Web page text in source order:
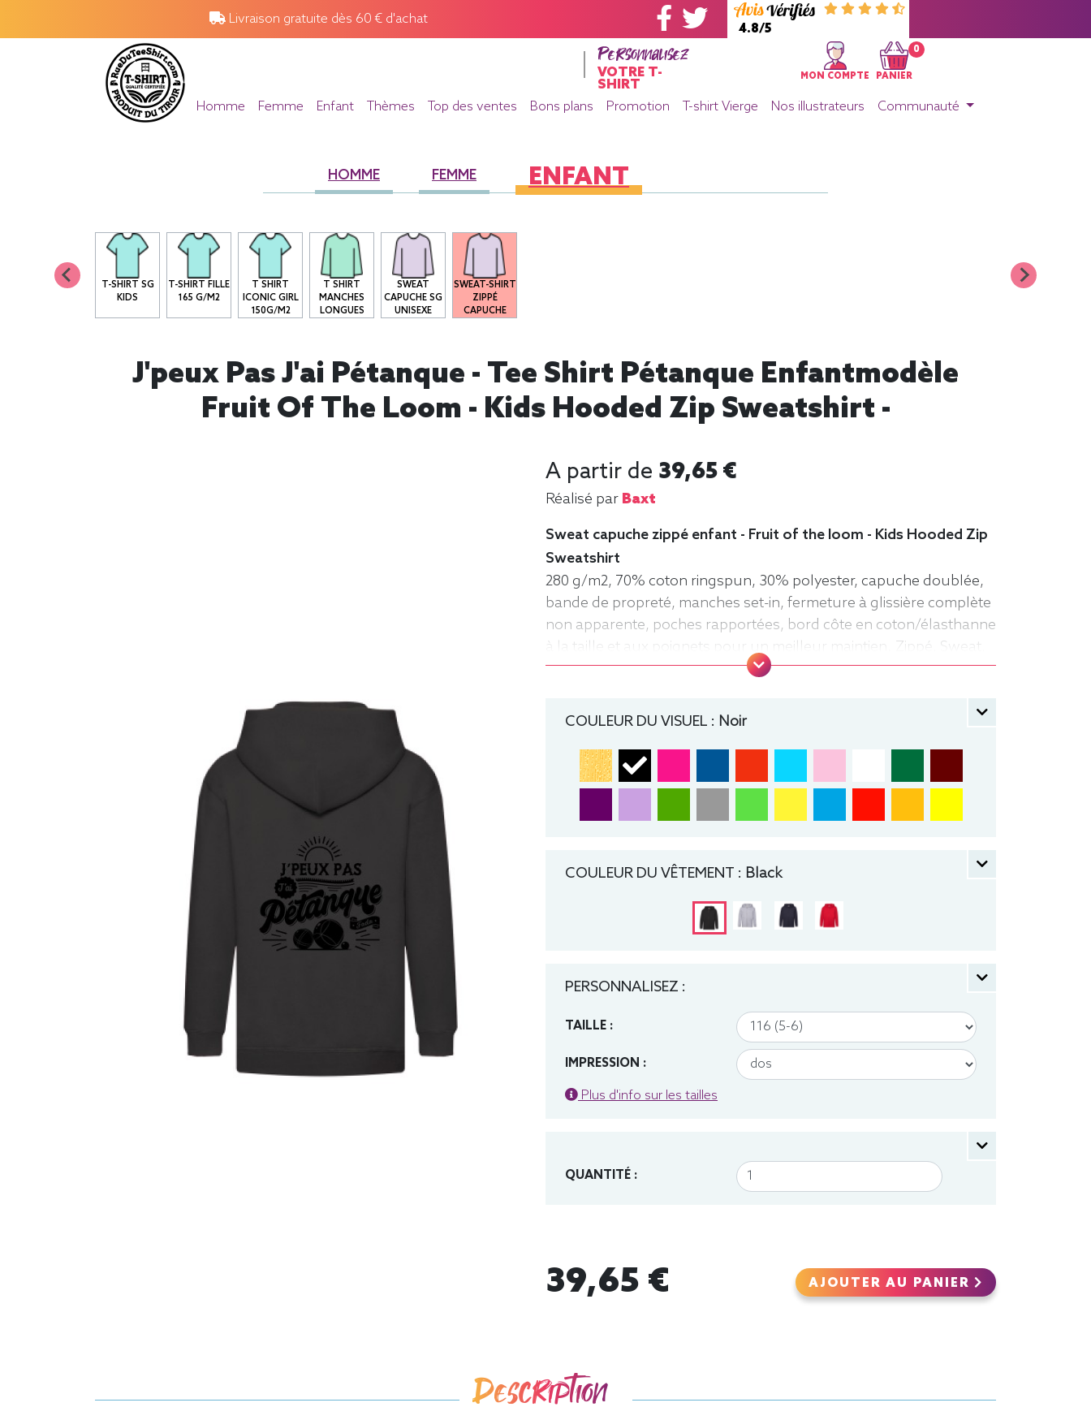
Livraison gratuite dès 60 € d'achat
4.8/5
Personnalisez
VOTRE T-
SHIRT
MON COMPTE
0
PANIER
Homme Femme Enfant Thèmes Top des ventes Bons plans Promotion T-shirt Vierge Nos illustrateurs Communauté
HOMME FEMME ENFANT
T-SHIRT SG
KIDS
T-SHIRT FILLE
165 G/M2
T SHIRT
ICONIC GIRL
150G/M2
T SHIRT
MANCHES
LONGUES
SWEAT
CAPUCHE SG
UNISEXE
SWEAT-SHIRT
ZIPPÉ
CAPUCHE
J'peux Pas J'ai Pétanque - Tee Shirt Pétanque Enfantmodèle
Fruit Of The Loom - Kids Hooded Zip Sweatshirt -
A partir de 39,65 €
Réalisé par Baxt
Sweat capuche zippé enfant - Fruit of the loom - Kids Hooded Zip
Sweatshirt
280 g/m2, 70% coton ringspun, 30% polyester, capuche doublée,
bande de propreté, manches set-in, fermeture à glissière complète
non apparente, poches rapportées, bord côte en coton/élasthanne
à la taille et aux poignets pour un meilleur maintien. Zippé, Sweat,
manche longue, Hiver, Fruit of the loom, Enfant, Capuche
COULEUR DU VISUEL : Noir
COULEUR DU VÊTEMENT : Black
PERSONNALISEZ :
TAILLE :
IMPRESSION :
Plus d'info sur les tailles
QUANTITÉ :
39,65 € AJOUTER AU PANIER
Description